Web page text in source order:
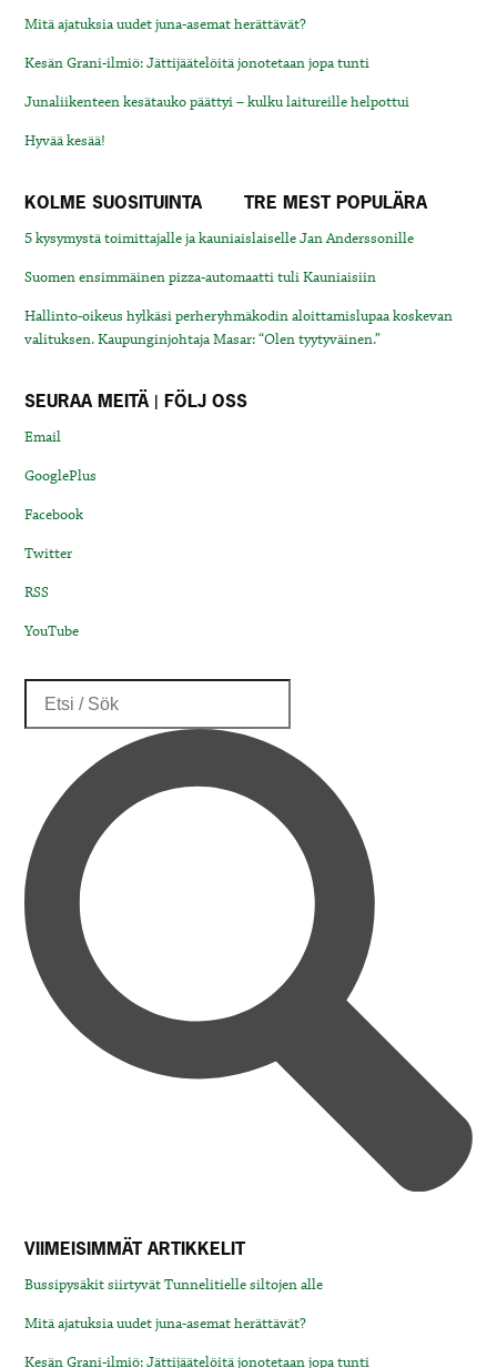
Mitä ajatuksia uudet juna-asemat herättävät?
Kesän Grani-ilmiö: Jättijäätelöitä jonotetaan jopa tunti
Junaliikenteen kesätauko päättyi – kulku laitureille helpottui
Hyvää kesää!
KOLME SUOSITUINTA TRE MEST POPULÄRA
5 kysymystä toimittajalle ja kauniaislaiselle Jan Anderssonille
Suomen ensimmäinen pizza-automaatti tuli Kauniaisiin
Hallinto-oikeus hylkäsi perheryhmäkodin aloittamislupaa koskevan
valituksen. Kaupunginjohtaja Masar: “Olen tyytyväinen.”
SEURAA MEITÄ | FÖLJ OSS
Email
GooglePlus
Facebook
Twitter
RSS
YouTube
VIIMEISIMMÄT ARTIKKELIT
Bussipysäkit siirtyvät Tunnelitielle siltojen alle
Mitä ajatuksia uudet juna-asemat herättävät?
Kesän Grani-ilmiö: Jättijäätelöitä jonotetaan jopa tunti